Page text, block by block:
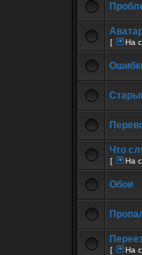
[ На
Что
[ На
Обои
[ На